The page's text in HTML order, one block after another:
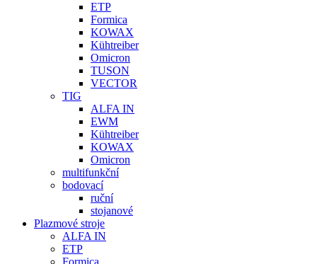
ETP
Formica
KOWAX
Kühtreiber
Omicron
TUSON
VECTOR
TIG
ALFA IN
EWM
Kühtreiber
KOWAX
Omicron
multifunkční
bodovací
ruční
stojanové
Plazmové stroje
ALFA IN
ETP